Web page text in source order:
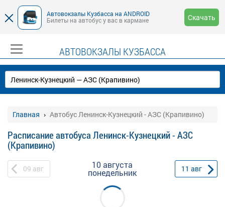
Автовокзалы Кузбасса на ANDROID
Билеты на автобус у вас в кармане
Скачать
АВТОВОКЗАЛЫ КУЗБАССА
Главная Автобус Ленинск-Кузнецкий - АЗС (Крапивино)
Расписание автобуса Ленинск-Кузнецкий - АЗС
(Крапивино)
09 авг 10 августа
понедельник 11 авг